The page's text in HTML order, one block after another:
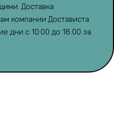
Доставка
компании Достависта
дни с 10:00 до 18:00 за